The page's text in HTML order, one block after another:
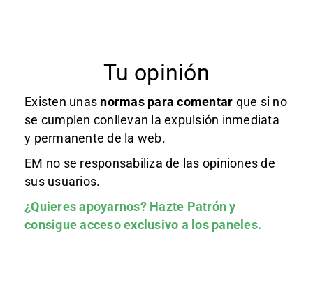
Tu opinión
Existen unas normas para comentar que si no
se cumplen conllevan la expulsión inmediata
y permanente de la web.
EM no se responsabiliza de las opiniones de
sus usuarios.
¿Quieres apoyarnos? Hazte Patróny
consigue acceso exclusivo a los paneles.